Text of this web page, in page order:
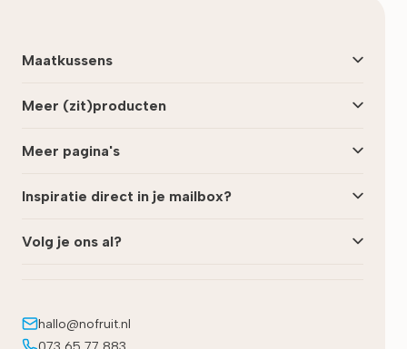
Maatkussens
Meer (zit)producten
Meer pagina's
Inspiratie direct in je mailbox?
Volg je ons al?
hallo@nofruit.nl